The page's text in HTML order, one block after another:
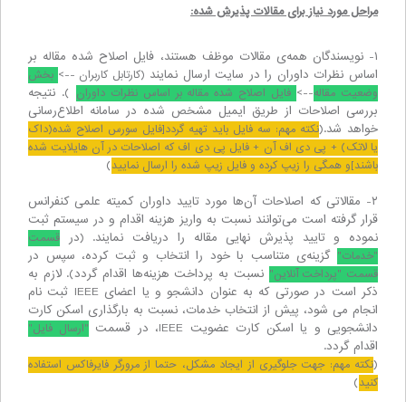
مراحل مورد نیاز برای مقالات پذیرش شده:
۱- نویسندگان همه‌ی مقالات موظف هستند، فایل اصلاح شده مقاله بر
اساس نظرات داوران را در سایت ارسال نمایند (کارتابل کاربران --> بخش
وضعیت مقاله--> فایل اصلاح شده مقاله بر اساس نظرات داوران ). نتیجه
بررسی اصلاحات از طریق ایمیل مشخص شده در سامانه اطلاع‌رسانی
خواهد شد.(نکته مهم: سه فایل باید تهیه گردد[فایل سورس اصلاح شده(داک
یا لاتک) + پی دی اف آن + فایل پی دی اف که اصلاحات در آن هایلایت شده
باشند]و همگی را زیپ کرده و فایل زیپ شده را ارسال نمایید)
۲- مقالاتی که اصلاحات آن‌ها مورد تایید داوران کمیته علمی کنفرانس
قرار گرفته است می‌توانند نسبت به واریز هزینه اقدام و در سیستم ثبت
نموده و تایید پذیرش نهایی مقاله را دریافت نمایند. (در قسمت
"خدمات" گزینه‌ی متناسب با خود را انتخاب و ثبت کرده، سپس در
قسمت "پرداخت آنلاین" نسبت به پرداخت هزینه‌ها اقدام گردد). لازم به
ذکر است در صورتی که به عنوان دانشجو و یا اعضای IEEE ثبت نام
انجام می شود، پیش از انتخاب خدمات، نسبت به بارگذاری اسکن کارت
دانشجویی و یا اسکن کارت عضویت IEEE، در قسمت
"ارسال فایل"
اقدام گردد.
(نکته مهم: جهت جلوگیری از ایجاد مشکل، حتما از مرورگر فایرفاکس استفاده
کنید)